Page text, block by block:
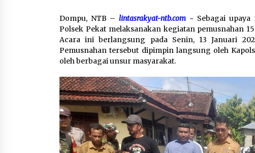
Dompu, NTB – lintasrakyat-ntb.com ~ Sebagai
Polsek Pekat melaksanakan kegiatan pemusnahan
Acara ini berlangsung pada Senin, 13 Januari
Pemusnahan tersebut dipimpin langsung oleh
oleh berbagai unsur masyarakat.